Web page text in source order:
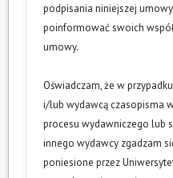
podpisania niniejszej
poinformować swoich
umowy.
Oświadczam, że w
i/lub wydawcą czasopisma
procesu wydawniczego lub
innego wydawcy zgadzam
poniesione przez